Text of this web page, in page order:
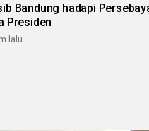
Bandung hadapi
Presiden
lalu